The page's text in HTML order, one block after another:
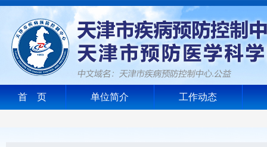
首 页 单位简介 工作动态